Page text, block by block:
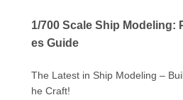
1/700 Scale Ship Modeling:
es Guide
The Latest in Ship Modeling –
he Craft!